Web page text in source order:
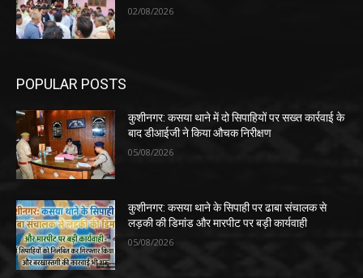
02/08/2026
POPULAR POSTS
कुशीनगर: कसया थाने में दो सिपाहियों पर सख्त कार्रवाई के
बाद डीआईजी ने किया औचक निरीक्षण
05/08/2026
कुशीनगर: कसया थाने के सिपाही पर ढाबा संचालक से
लड़की की डिमांड और मारपीट पर बड़ी कार्यवाही
05/08/2026